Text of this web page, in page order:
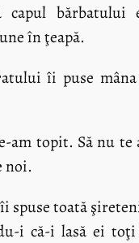
bărbatului
în ţeapă.
îi puse
am topit. Să nu te
noi.
îi spuse toată
i că-i lasă ei